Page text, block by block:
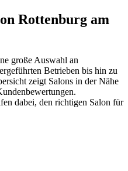
Rottenburg am
große Auswahl an
Betrieben bis hin zu
zeigt Salons in der Nähe
dabei, den richtigen Salon für